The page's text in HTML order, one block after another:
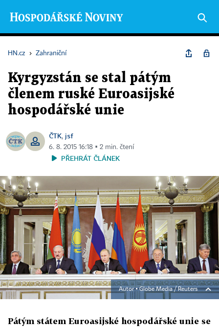
HN.cz › Zahraniční
Kyrgyzstán se stal pátým
členem ruské Euroasijské
hospodářské unie
ČTK, jsf
6. 8. 2015 16:18 ▪ 2 min. čtení
PŘEHRÁT ČLÁNEK
Autor ▪Globe Media / Reuters
Pátým státem Euroasijské hospodářské unie se